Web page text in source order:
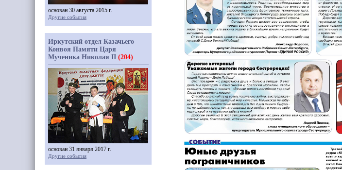
основан 30 августа 2015 г.
Другие события
Иркутский отдел Казачьего
Конвоя Памяти Царя
Мученика Николая II (204)
основан 31 января 2017 г.
Другие события